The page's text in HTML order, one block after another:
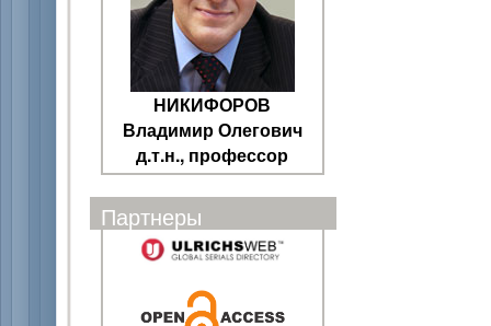
НИКИФОРОВ
Владимир Олегович
д.т.н., профессор
Партнеры